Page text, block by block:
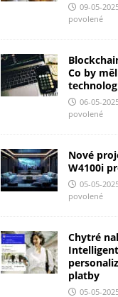
09-05-
povolené
Co by
06-05-
povolené
Nové
W4100i
05-05-
povolené
Chytré
platby
05-05-